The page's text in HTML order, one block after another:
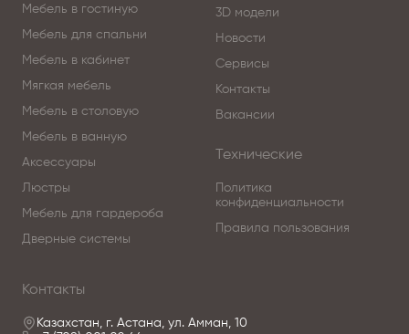
Чтобы купить светильники компании Manooi,
модели представлены качественными фото,
сравнивайте понравившиеся модели и оформляйте
заказ.
По вопросам приобретения коллекции
обращайтесь в Центр итальянской мебели
Antonovych Home в Астанае.
Мебель в гостиную
Мебель для спальни
Мебель в кабинет
Мягкая мебель
Мебель в столовую
Мебель в ванную
Аксессуары
Люстры
Мебель для гардероба
Дверные системы
3D модели
Новости
Сервисы
Контакты
Вакансии
Технические
Политика
конфиденциальности
Правила пользования
Контакты
Казахстан, г. Астана, ул. Амман, 10